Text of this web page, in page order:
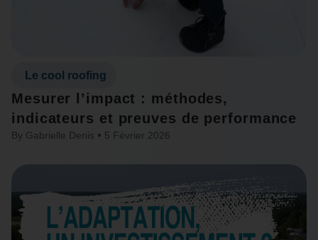
Le cool roofing
Mesurer l’impact : méthodes,
indicateurs et preuves de performance
By Gabrielle Denis 5 Février 2026